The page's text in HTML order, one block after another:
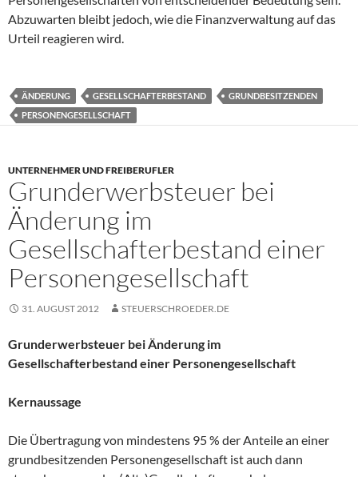
Abzuwarten bleibt jedoch, wie die Finanzverwaltung auf das
Urteil reagieren wird.
ÄNDERUNG GESELLSCHAFTERBESTAND
GRUNDBESITZENDEN
PERSONENGESELLSCHAFT
UNTERNEHMER UND FREIBERUFLER
Grunderwerbsteuer bei
Änderung im
Gesellschafterbestand einer
Personengesellschaft
31. AUGUST 2012 STEUERSCHROEDER.DE
Grunderwerbsteuer bei Änderung im
Gesellschafterbestand einer Personengesellschaft
Kernaussage
Die Übertragung von mindestens 95 % der Anteile an einer
grundbesitzenden Personengesellschaft ist auch dann